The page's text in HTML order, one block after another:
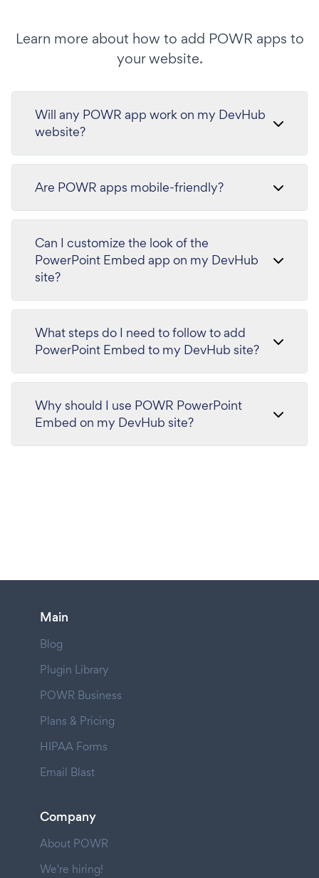
Learn more about how to add POWR apps to
your website.
Will any POWR app work on my DevHub
website?
Are POWR apps mobile-friendly?
Can I customize the look of the
PowerPoint Embed app on my DevHub
site?
What steps do I need to follow to add
PowerPoint Embed to my DevHub site?
Why should I use POWR PowerPoint
Embed on my DevHub site?
Main
Blog
Plugin Library
POWR Business
Plans & Pricing
HIPAA Forms
Email Blast
Company
About POWR
We're hiring!